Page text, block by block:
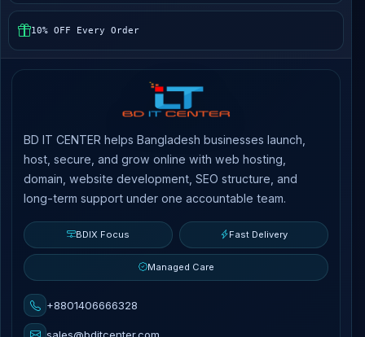
10% OFF Every Order
BD IT CENTER helps Bangladesh businesses launch,
host, secure, and grow online with web hosting,
domain, website development, SEO structure, and
long-term support under one accountable team.
BDIX Focus Fast Delivery
Managed Care
+8801406666328